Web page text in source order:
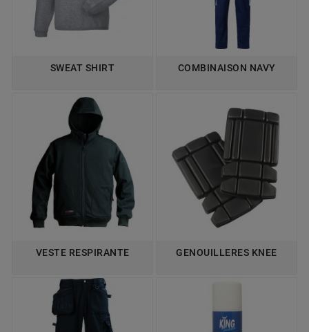
SWEAT SHIRT COMBINAISON NAVY
VESTE RESPIRANTE GENOUILLERES KNEE